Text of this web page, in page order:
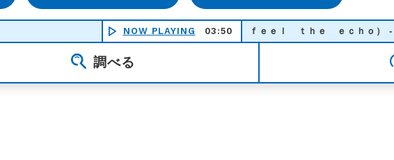
NOW PLAYING 03:50
いつか何処かで（Ｉ ｆｅｅｌ ｔｈｅ ｅｃｈｏ） - 桑田佳祐
調べる